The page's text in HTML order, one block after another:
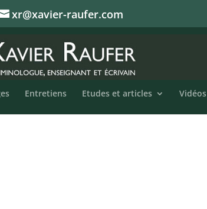
xr@xavier-raufer.com
Entretiens Etudes et articles Vidéos